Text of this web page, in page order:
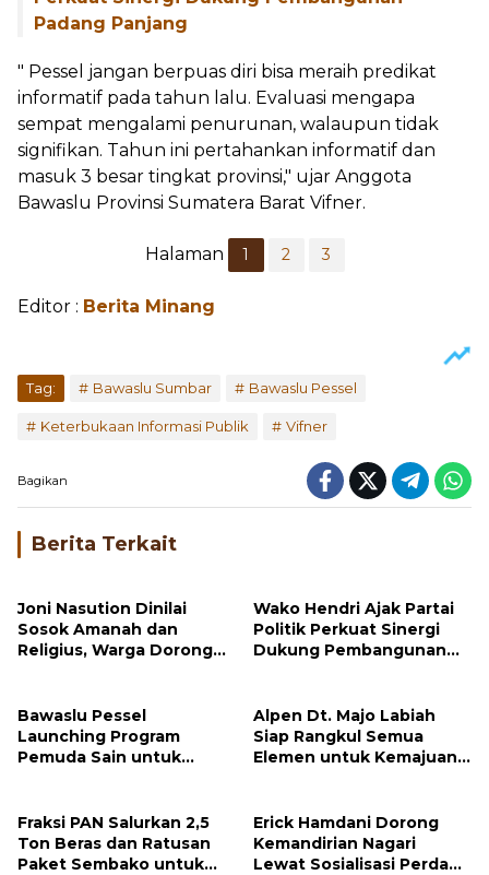
Padang Panjang
" Pessel jangan berpuas diri bisa meraih predikat
informatif pada tahun lalu. Evaluasi mengapa
sempat mengalami penurunan, walaupun tidak
signifikan. Tahun ini pertahankan informatif dan
masuk 3 besar tingkat provinsi," ujar Anggota
Bawaslu Provinsi Sumatera Barat Vifner.
Halaman 1 2 3
Editor : Berita Minang
Tag: Bawaslu Sumbar Bawaslu Pessel
Keterbukaan Informasi Publik Vifner
Bagikan
Berita Terkait
Joni Nasution Dinilai
Sosok Amanah dan
Religius, Warga Dorong
Wako Hendri Ajak Partai
Politik Perkuat Sinergi
Dukung Pembangunan
Bawaslu Pessel
Launching Program
Pemuda Sain untuk
Alpen Dt. Majo Labiah
Siap Rangkul Semua
Elemen untuk Kemajuan
Fraksi PAN Salurkan 2,5
Ton Beras dan Ratusan
Paket Sembako untuk
Erick Hamdani Dorong
Kemandirian Nagari
Lewat Sosialisasi Perda